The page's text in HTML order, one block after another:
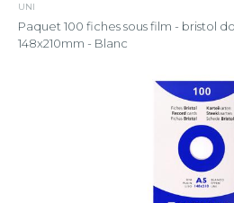
UNI
Paquet 100 fiches sous film - bristol
148x210mm - Blanc